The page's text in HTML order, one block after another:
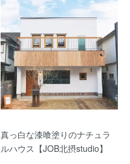
真っ白な漆喰塗りのナチュラ
ルハウス【JOB北摂studio】